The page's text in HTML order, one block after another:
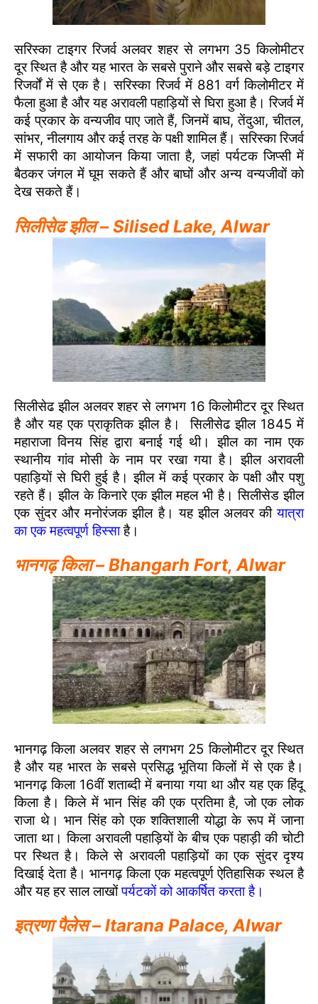
सरिस्का टाइगर रिजर्व अलवर शहर से लगभग 35 किलोमीटर
दूर स्थित है और यह भारत के सबसे पुराने और सबसे बड़े टाइगर
रिजर्वों में से एक है। सरिस्का रिजर्व में 881 वर्ग किलोमीटर में
फैला हुआ है और यह अरावली पहाड़ियों से घिरा हुआ है। रिजर्व में
कई प्रकार के वन्यजीव पाए जाते हैं, जिनमें बाघ, तेंदुआ, चीतल,
सांभर, नीलगाय और कई तरह के पक्षी शामिल हैं। सरिस्का रिजर्व
में सफारी का आयोजन किया जाता है, जहां पर्यटक जिप्सी में
बैठकर जंगल में घूम सकते हैं और बाघों और अन्य वन्यजीवों को
देख सकते हैं।
सिलीसेढ झील – Silised Lake, Alwar
सिलीसेढ झील अलवर शहर से लगभग 16 किलोमीटर दूर स्थित
है और यह एक प्राकृतिक झील है। सिलीसेढ झील 1845 में
महाराजा विनय सिंह द्वारा बनाई गई थी। झील का नाम एक
स्थानीय गांव मोसी के नाम पर रखा गया है। झील अरावली
पहाड़ियों से घिरी हुई है। झील में कई प्रकार के पक्षी और पशु
रहते हैं। झील के किनारे एक झील महल भी है। सिलीसेड झील
एक सुंदर और मनोरंजक झील है। यह झील अलवर कीयात्रा
का एक महत्वपूर्ण हिस्साहै।
भानगढ़ किला – Bhangarh Fort, Alwar
भानगढ़ किला अलवर शहर से लगभग 25 किलोमीटर दूर स्थित
है और यह भारत के सबसे प्रसिद्ध भूतिया किलों में से एक है।
भानगढ़ किला 16वीं शताब्दी में बनाया गया था और यह एक हिंदू
किला है। किले में भान सिंह की एक प्रतिमा है, जो एक लोक
राजा थे। भान सिंह को एक शक्तिशाली योद्धा के रूप में जाना
जाता था। किला अरावली पहाड़ियों के बीच एक पहाड़ी की चोटी
पर स्थित है। किले से अरावली पहाड़ियों का एक सुंदर दृश्य
दिखाई देता है। भानगढ़ किला एक महत्वपूर्ण ऐतिहासिक स्थल है
और यह हर साल लाखोंपर्यटकों को आकर्षित करता है।
इत्रणा पैलेस – Itarana Palace, Alwar